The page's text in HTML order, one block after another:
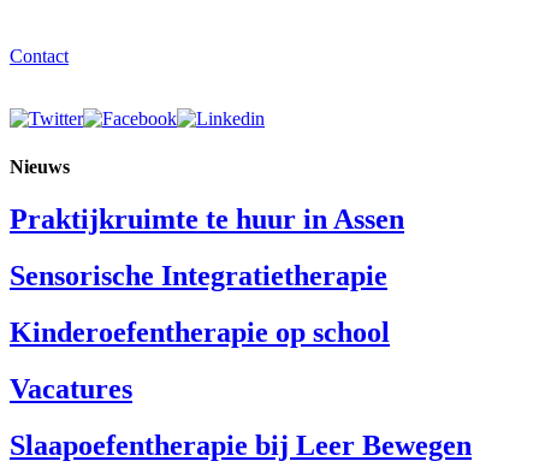
Contact
Nieuws
Praktijkruimte te huur in Assen
Sensorische Integratietherapie
Kinderoefentherapie op school
Vacatures
Slaapoefentherapie bij Leer Bewegen